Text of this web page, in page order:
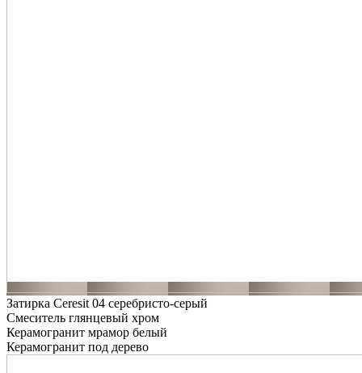
Затирка Ceresit 04 серебристо-серый
Смеситель глянцевый хром
Керамогранит мрамор белый
Керамогранит под дерево